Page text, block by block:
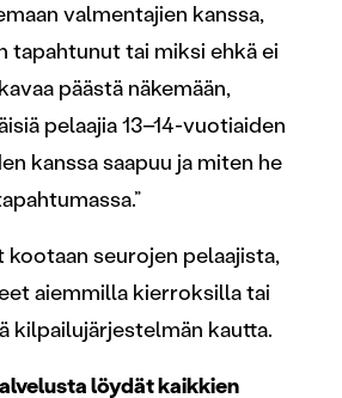
valmentajien kanssa,
tapahtunut tai miksi ehkä ei
päästä näkemään,
pelaajia 13–14-vuotiaiden
kanssa saapuu ja miten he
seurojen pelaajista,
aiemmilla kierroksilla tai
kilpailujärjestelmän kautta.
löydät kaikkien